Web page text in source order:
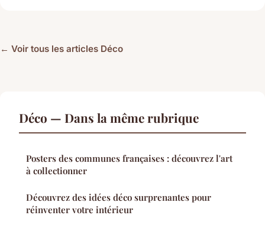
← Voir tous les articles Déco
Déco — Dans la même rubrique
Posters des communes françaises : découvrez l'art
à collectionner
Découvrez des idées déco surprenantes pour
réinventer votre intérieur